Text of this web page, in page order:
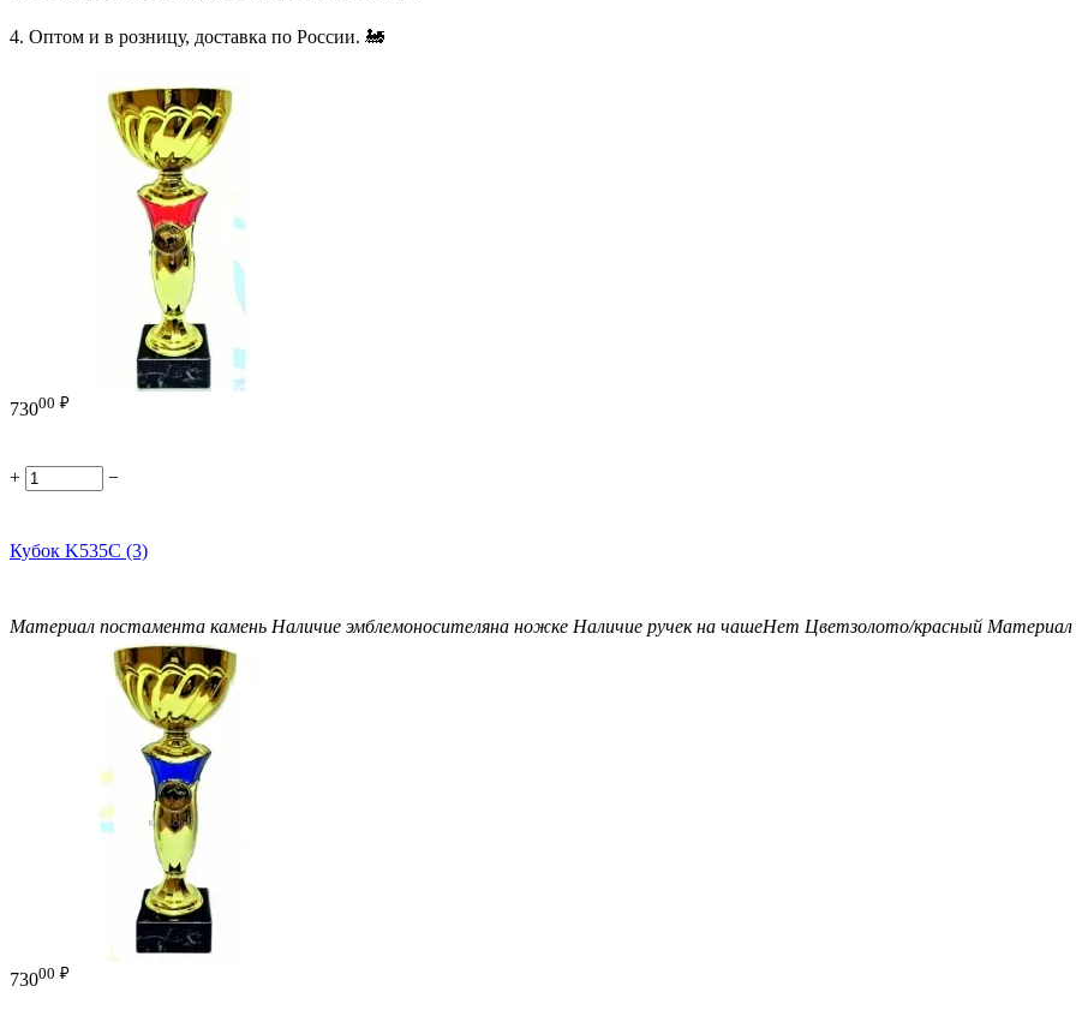
4. Оптом и в розницу, доставка по России. 🚂
73000 ₽
+ −
Кубок K535C (3)
Материал постамента камень Наличие эмблемоносителяна ножке Наличие ручек на чашеНет Цветзолото/красный Материал
73000 ₽